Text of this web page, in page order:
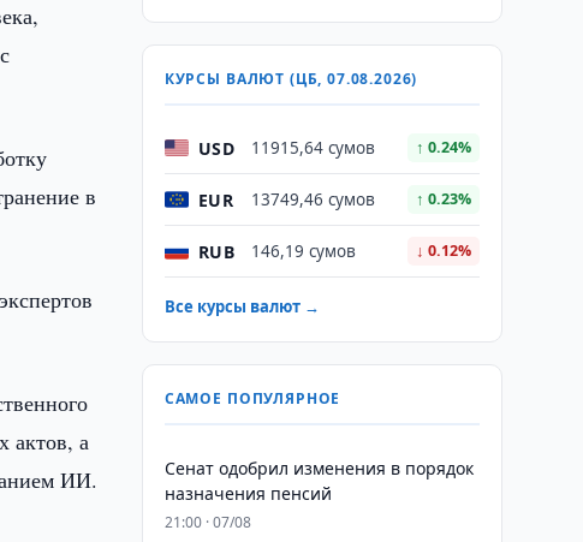
в
актов, а
ИИ.
КУРСЫ ВАЛЮТ (ЦБ, 07.08.2026)
USD 11915,64 сумов ↑ 0.24%
EUR 13749,46 сумов ↑ 0.23%
RUB 146,19 сумов ↓ 0.12%
Все курсы валют →
САМОЕ ПОПУЛЯРНОЕ
Сенат одобрил изменения в порядок
назначения пенсий
21:00 · 07/08